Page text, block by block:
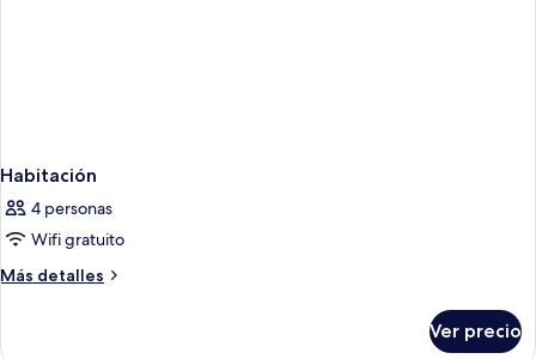
Habitación
4 personas
Wifi gratuito
Más detalles
Más
Ver precio